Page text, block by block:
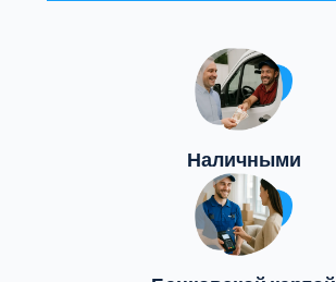
Наличными